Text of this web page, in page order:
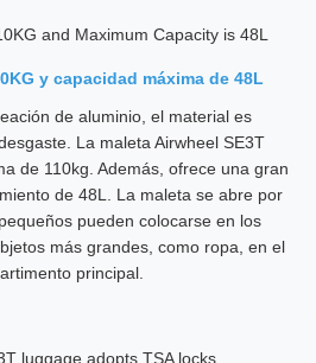
y capacidad máxima de 48L
de aluminio, el material es
La maleta Airwheel SE3T
de 110kg. Además, ofrece una gran
de 48L. La maleta se abre por
pueden colocarse en los
más grandes, como ropa, en el
principal.